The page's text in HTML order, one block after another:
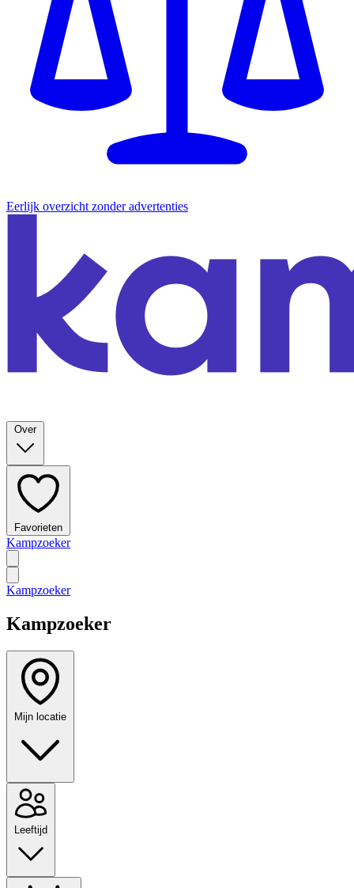
Eerlijk overzicht zonder advertenties
Over
Favorieten
Kampzoeker
Kampzoeker
Kampzoeker
Mijn locatie
Leeftijd